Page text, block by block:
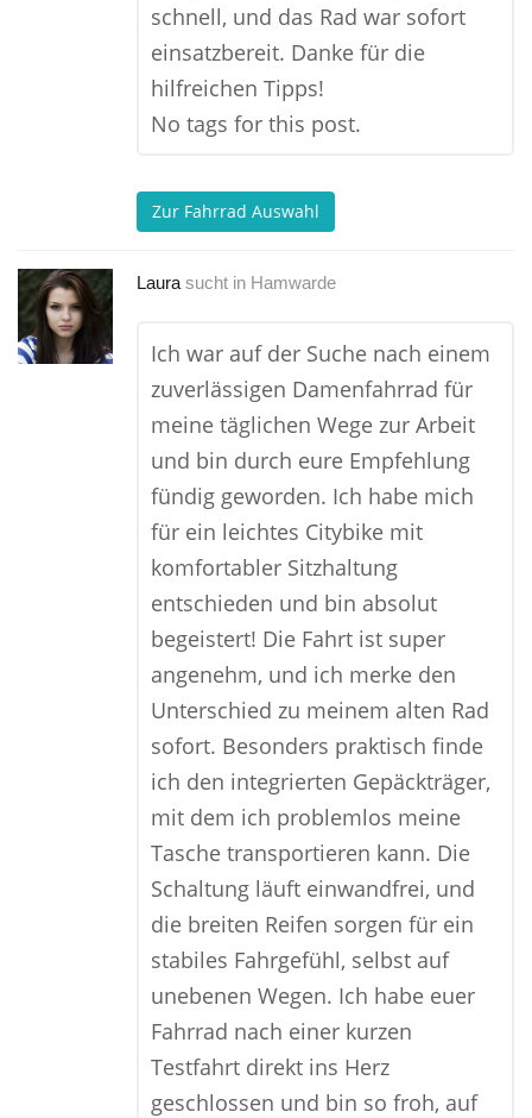
schnell, und das Rad war sofort
einsatzbereit. Danke für die
hilfreichen Tipps!
No tags for this post.
Zur Fahrrad Auswahl
Laura sucht in Hamwarde
Ich war auf der Suche nach einem
zuverlässigen Damenfahrrad für
meine täglichen Wege zur Arbeit
und bin durch eure Empfehlung
fündig geworden. Ich habe mich
für ein leichtes Citybike mit
komfortabler Sitzhaltung
entschieden und bin absolut
begeistert! Die Fahrt ist super
angenehm, und ich merke den
Unterschied zu meinem alten Rad
sofort. Besonders praktisch finde
ich den integrierten Gepäckträger,
mit dem ich problemlos meine
Tasche transportieren kann. Die
Schaltung läuft einwandfrei, und
die breiten Reifen sorgen für ein
stabiles Fahrgefühl, selbst auf
unebenen Wegen. Ich habe euer
Fahrrad nach einer kurzen
Testfahrt direkt ins Herz
geschlossen und bin so froh, auf